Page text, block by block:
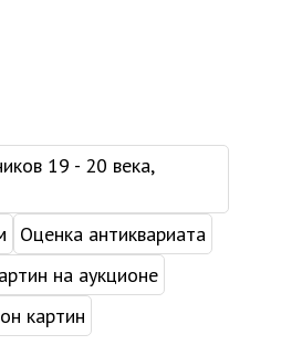
19 - 20 века,
Оценка антиквариата
на аукционе
картин